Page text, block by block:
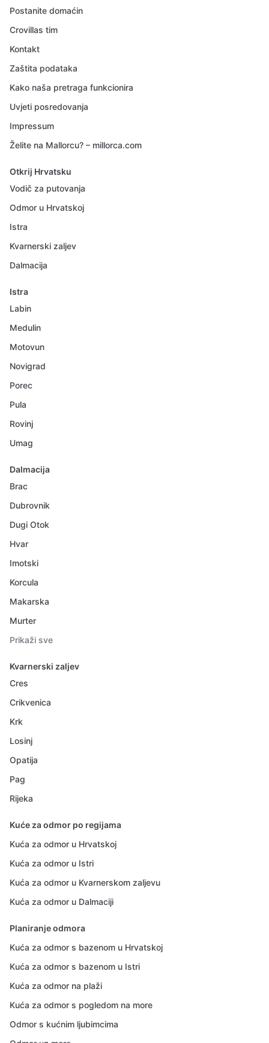
Postanite domaćin
Crovillas tim
Kontakt
Zaštita podataka
Kako naša pretraga funkcionira
Uvjeti posredovanja
Impressum
Želite na Mallorcu? – millorca.com
Otkrij Hrvatsku
Vodič za putovanja
Odmor u Hrvatskoj
Istra
Kvarnerski zaljev
Dalmacija
Istra
Labin
Medulin
Motovun
Novigrad
Porec
Pula
Rovinj
Umag
Dalmacija
Brac
Dubrovnik
Dugi Otok
Hvar
Imotski
Korcula
Makarska
Murter
Prikaži sve
Kvarnerski zaljev
Cres
Crikvenica
Krk
Losinj
Opatija
Pag
Rijeka
Kuće za odmor po regijama
Kuća za odmor u Hrvatskoj
Kuća za odmor u Istri
Kuća za odmor u Kvarnerskom zaljevu
Kuća za odmor u Dalmaciji
Planiranje odmora
Kuća za odmor s bazenom u Hrvatskoj
Kuća za odmor s bazenom u Istri
Kuća za odmor na plaži
Kuća za odmor s pogledom na more
Odmor s kućnim ljubimcima